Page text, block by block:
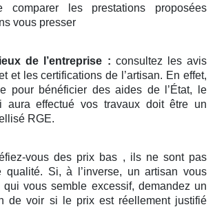
comparer les prestations proposées
vous presser
de l’entreprise : consultez les avis
et les certifications de l’artisan. En effet,
pour bénéficier des aides de l’État, le
aura effectué vos travaux doit être un
RGE.
vous des prix bas , ils ne sont pas
qualité. Si, à l’inverse, un artisan vous
vous semble excessif, demandez un
de voir si le prix est réellement justifié